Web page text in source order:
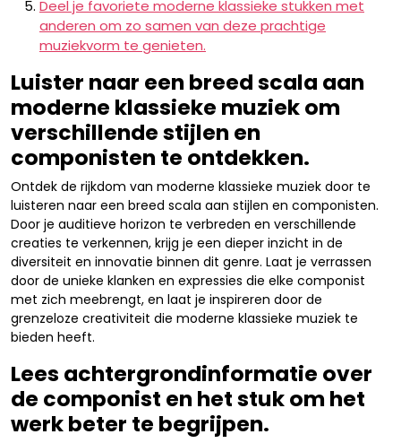
Deel je favoriete moderne klassieke stukken met
anderen om zo samen van deze prachtige
muziekvorm te genieten.
Luister naar een breed scala aan
moderne klassieke muziek om
verschillende stijlen en
componisten te ontdekken.
Ontdek de rijkdom van moderne klassieke muziek door te
luisteren naar een breed scala aan stijlen en componisten.
Door je auditieve horizon te verbreden en verschillende
creaties te verkennen, krijg je een dieper inzicht in de
diversiteit en innovatie binnen dit genre. Laat je verrassen
door de unieke klanken en expressies die elke componist
met zich meebrengt, en laat je inspireren door de
grenzeloze creativiteit die moderne klassieke muziek te
bieden heeft.
Lees achtergrondinformatie over
de componist en het stuk om het
werk beter te begrijpen.